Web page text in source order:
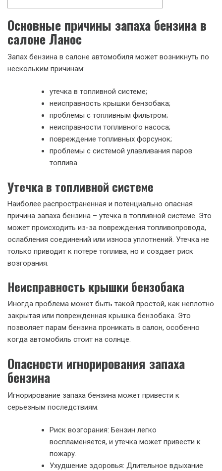
Основные причины запаха бензина в
салоне Ланос
Запах бензина в салоне автомобиля может возникнуть по
нескольким причинам:
утечка в топливной системе;
неисправность крышки бензобака;
проблемы с топливным фильтром;
неисправности топливного насоса;
повреждение топливных форсунок;
проблемы с системой улавливания паров
топлива.
Утечка в топливной системе
Наиболее распространенная и потенциально опасная
причина запаха бензина – утечка в топливной системе. Это
может происходить из-за повреждения топливопровода,
ослабления соединений или износа уплотнений. Утечка не
только приводит к потере топлива, но и создает риск
возгорания.
Неисправность крышки бензобака
Иногда проблема может быть такой простой, как неплотно
закрытая или поврежденная крышка бензобака. Это
позволяет парам бензина проникать в салон, особенно
когда автомобиль стоит на солнце.
Опасности игнорирования запаха
бензина
Игнорирование запаха бензина может привести к
серьезным последствиям:
Риск возгорания: Бензин легко
воспламеняется, и утечка может привести к
пожару.
Ухудшение здоровья: Длительное вдыхание